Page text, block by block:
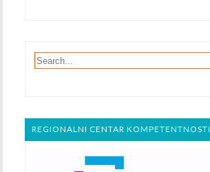
REGIONALNI CENTAR KOMPETENTNOSTI